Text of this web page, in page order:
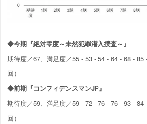
◆今期『絶対零度～未然犯罪潜入捜査～』
期待度／67、満足度／55 - 53 - 54 - 64 - 68 - 85
回）
◆前期『コンフィデンスマンJP』
期待度／59、満足度／59 - 72 - 76 - 76 - 93 - 84
回）